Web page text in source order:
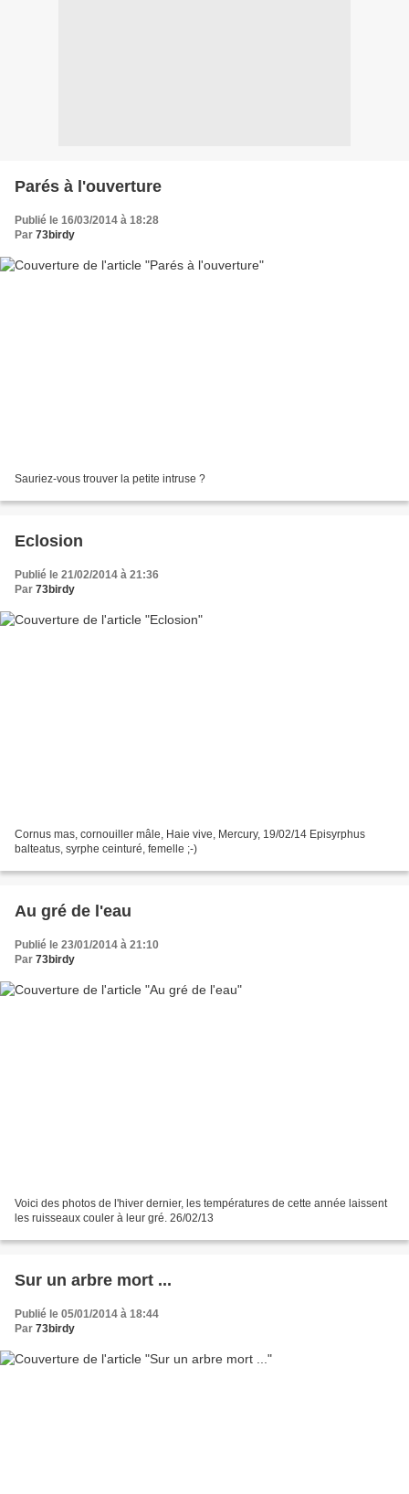
Parés à l'ouverture
Publié le 16/03/2014 à 18:28
Par 73birdy
Sauriez-vous trouver la petite intruse ?
Eclosion
Publié le 21/02/2014 à 21:36
Par 73birdy
Cornus mas, cornouiller mâle, Haie vive, Mercury, 19/02/14 Episyrphus
balteatus, syrphe ceinturé, femelle ;-)
Au gré de l'eau
Publié le 23/01/2014 à 21:10
Par 73birdy
Voici des photos de l'hiver dernier, les températures de cette année laissent
les ruisseaux couler à leur gré. 26/02/13
Sur un arbre mort ...
Publié le 05/01/2014 à 18:44
Par 73birdy